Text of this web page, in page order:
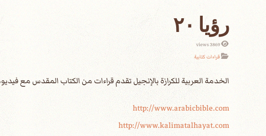
رؤيا ٢٠
3869 views
قراءات كتابية
الخدمة العربية للكرازة بالإنجيل تقدم قراءات من الكتاب المقدس مع
http://www.arabicbible.com
http://www.kalimatalhayat.com